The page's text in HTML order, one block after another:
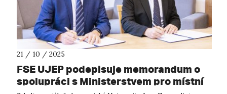
21 / 10 / 2025
FSE UJEP podepisuje memorandum o
spolupráci s Ministerstvem pro místní